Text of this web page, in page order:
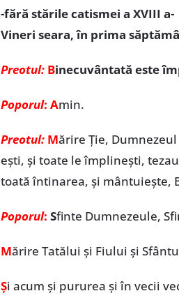
-fără stările catismei a XVIII a-
Vineri seara, în prima
Preotul: Binecuvântată este
Poporul: Amin.
Preotul: Mărire Ție,
eşti, şi toate le împlineşti,
toată întinarea, şi mântuieşte,
Poporul: Sfinte Dumnezeule,
Mărire Tatălui și Fiului și
Și acum și pururea și în vecii